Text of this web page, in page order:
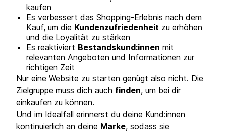
kaufen
Es verbessert das Shopping-Erlebnis nach dem
Kauf, um die Kundenzufriedenheit zu erhöhen
und die Loyalität zu stärken
Es reaktiviert Bestandskund:innen mit
relevanten Angeboten und Informationen zur
richtigen Zeit
Nur eine Website zu starten genügt also nicht. Die
Zielgruppe muss dich auch finden, um bei dir
einkaufen zu können.
Und im Idealfall erinnerst du deine Kund:innen
kontinuierlich an deine Marke, sodass sie